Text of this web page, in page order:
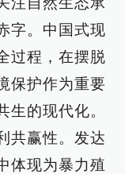
字。中国式现
过程，在摆脱
保护作为重要
生的现代化。
共赢性。发达
体现为暴力殖